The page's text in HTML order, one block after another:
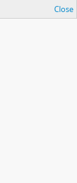
Close